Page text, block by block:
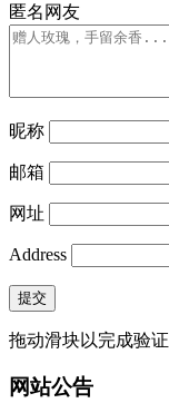
匿名网友
昵称
邮箱
网址
Address
提交
拖动滑块以完成验证
网站公告